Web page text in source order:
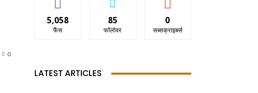
0
5,058
फैंस
85
फॉलोवर
0
सब्सक्राइबर्स
LATEST ARTICLES